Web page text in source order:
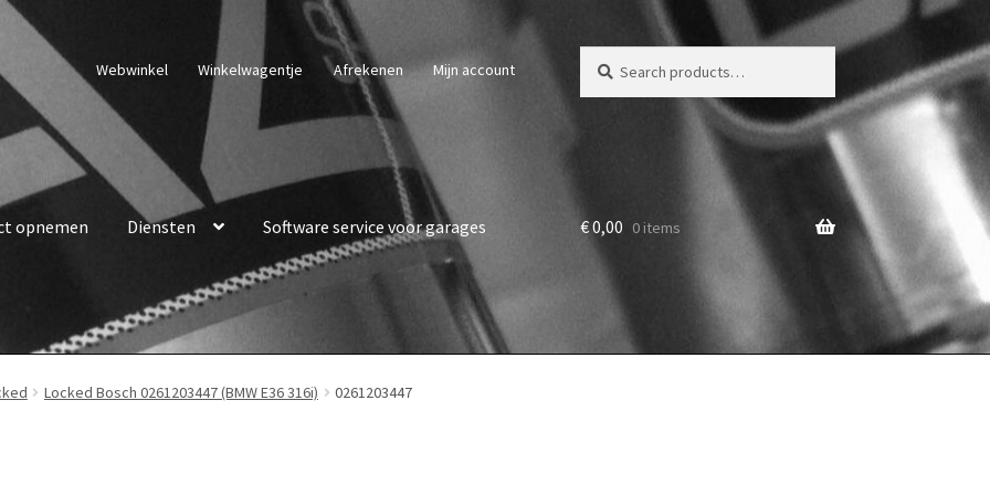
Webwinkel Winkelwagentje Afrekenen Mijn account
voor:
opnemen Diensten Software service voor garages €0,00 0 items
Locked Bosch 0261203447 (BMW E36 316i) 0261203447